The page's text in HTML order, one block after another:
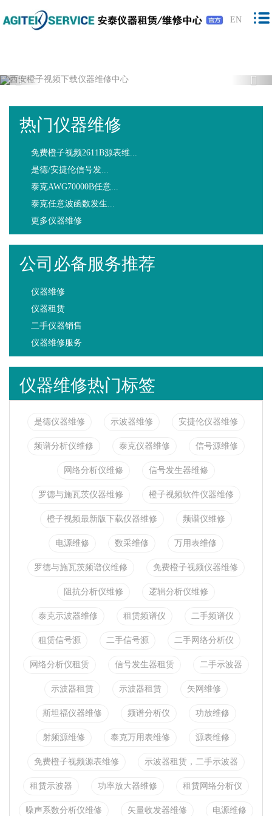
橙子视频下载,橙子视频软件,免费橙子视
频,橙子视频最新版下载
EN
Previous
热门仪器维修
免费橙子视频2611B源表维...
是德/安捷伦信号发...
泰克AWG70000B任意...
泰克任意波函数发生...
更多仪器维修
公司必备服务推荐
仪器维修
仪器租赁
二手仪器销售
仪器维修服务
仪器维修热门标签
是德仪器维修 示波器维修 安捷伦仪器维修
频谱分析仪维修 泰克仪器维修 信号源维修
网络分析仪维修 信号发生器维修
罗德与施瓦茨仪器维修 橙子视频软件仪器维修
橙子视频最新版下载仪器维修 频谱仪维修
电源维修 数采维修 万用表维修
罗德与施瓦茨频谱仪维修 免费橙子视频仪器维修
阻抗分析仪维修 逻辑分析仪维修
泰克示波器维修 租赁频谱仪 二手频谱仪
租赁信号源 二手信号源 二手网络分析仪
网络分析仪租赁 信号发生器租赁 二手示波器
示波器租赁 示波器租赁 矢网维修
斯坦福仪器维修 频谱分析仪 功放维修
射频源维修 泰克万用表维修 源表维修
免费橙子视频源表维修 示波器租赁，二手示波器
租赁示波器 功率放大器维修 租赁网络分析仪
噪声系数分析仪维修 矢量收发器维修 电源维修